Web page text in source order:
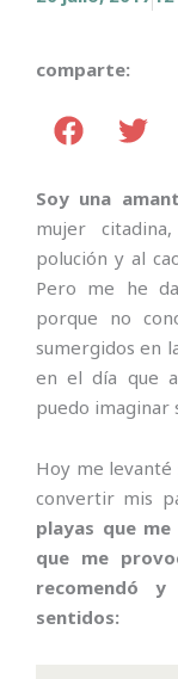
comparte:
Soy una
mujer citadina,
polución y al
Pero me he
porque no
sumergidos en
en el día que
puedo imaginar
Hoy me levanté
convertir mis
playas que
que me
recomendó
sentidos: